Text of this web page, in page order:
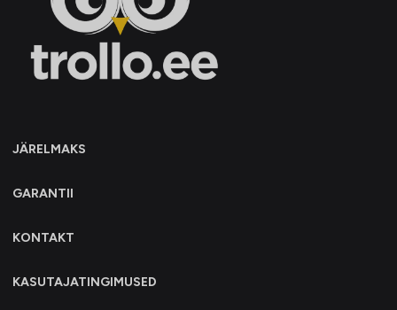
JÄRELMAKS
GARANTII
KONTAKT
KASUTAJATINGIMUSED